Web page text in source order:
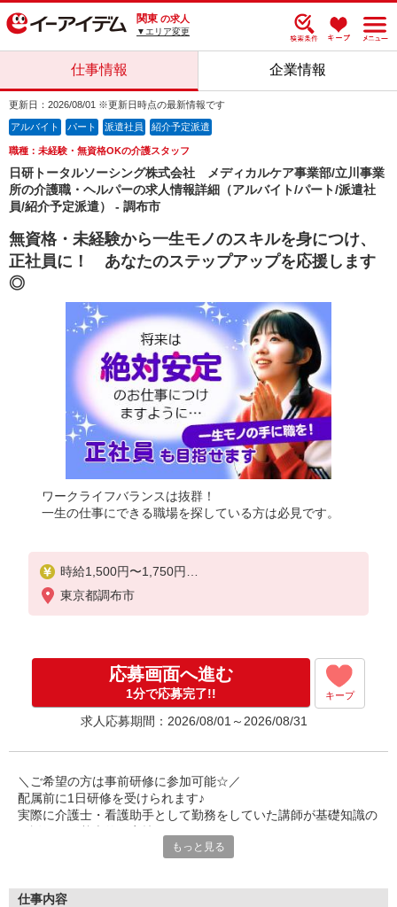
関東 の求人
▼エリア変更
仕事情報 企業情報
更新日：2026/08/01 ※更新日時点の最新情報です
アルバイト パート 派遣社員 紹介予定派遣
職種：未経験・無資格OKの介護スタッフ
日研トータルソーシング株式会社 メディカルケア事業部/立川事業
所の介護職・ヘルパーの求人情報詳細（アルバイト/パート/派遣社
員/紹介予定派遣） - 調布市
無資格・未経験から一生モノのスキルを身につけ、
正社員に！ あなたのステップアップを応援します
◎
ワークライフバランスは抜群！
一生の仕事にできる職場を探している方は必見です。
時給1,500円〜1,750円
★週払いOK（規定あり）
東京都調布市
応募画面へ進む
1分で応募完了!! キープ
求人応募期間：2026/08/01～2026/08/31
＼ご希望の方は事前研修に参加可能☆／
配属前に1日研修を受けられます♪
実際に介護士・看護助手として勤務をしていた講師が基礎知識の
※時給：1,226円＋交通費（規定あり）支給あり
12-14）
もっと見る
仕事内容